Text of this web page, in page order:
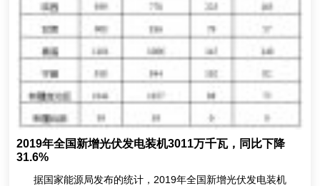
2019年全国新增光伏发电装机3011万千瓦，同比下降
31.6%
据国家能源局发布的统计，2019年全国新增光伏发电装机